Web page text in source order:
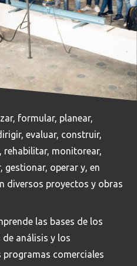
formular, planear,
evaluar, construir,
rehabilitar, monitorear,
gestionar, operar y, en
diversos proyectos y obras
las bases de los
análisis y los
comerciales